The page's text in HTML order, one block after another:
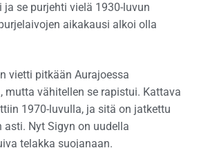
ja se purjehti vielä 1930-luvun
aikakausi alkoi olla
vietti pitkään Aurajoessa
mutta vähitellen se rapistui. Kattava
1970-luvulla, ja sitä on jatkettu
Nyt Sigyn on uudella
telakka suojanaan.